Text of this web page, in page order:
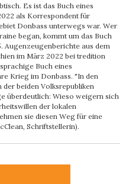
Es ist das Buch eines
als Korrespondent für
Donbass unterwegs war. Wer
began, kommt um das Buch
Augenzeugenberichte aus dem
im März 2022 bei tredition
Buch eines
Krieg im Donbass. "In den
beiden Volksrepubliken
überdeutlich: Wieso weigern sich
der lokalen
sie diesen Weg für eine
Schriftstellerin).